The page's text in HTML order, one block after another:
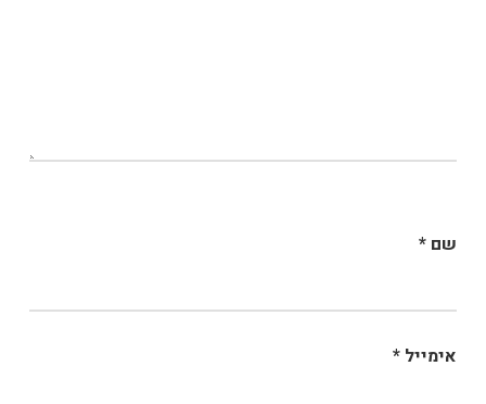
שם *
אימייל *